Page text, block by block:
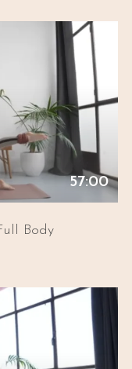
57:00
Body